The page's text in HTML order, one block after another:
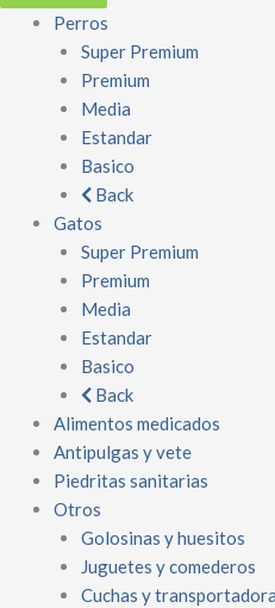
Perros
Super Premium
Premium
Media
Estandar
Basico
Back
Gatos
Super Premium
Premium
Media
Estandar
Basico
Back
Alimentos medicados
Antipulgas y vete
Piedritas sanitarias
Otros
Golosinas y huesitos
Juguetes y comederos
Cuchas y